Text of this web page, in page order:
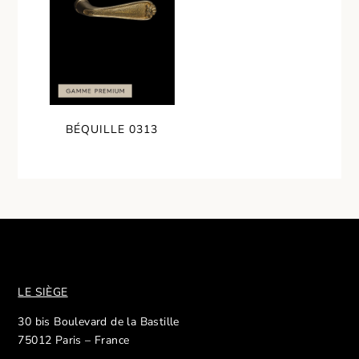
BÉQUILLE 0313
LE SIÈGE
30 bis Boulevard de la Bastille
75012 Paris – France